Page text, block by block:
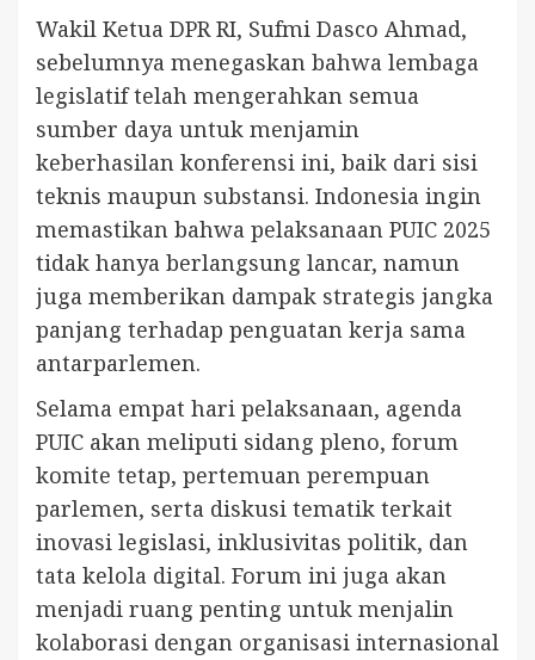
Wakil Ketua DPR RI, Sufmi Dasco Ahmad,
sebelumnya menegaskan bahwa lembaga
legislatif telah mengerahkan semua
sumber daya untuk menjamin
keberhasilan konferensi ini, baik dari sisi
teknis maupun substansi. Indonesia ingin
memastikan bahwa pelaksanaan PUIC 2025
tidak hanya berlangsung lancar, namun
juga memberikan dampak strategis jangka
panjang terhadap penguatan kerja sama
antarparlemen.
Selama empat hari pelaksanaan, agenda
PUIC akan meliputi sidang pleno, forum
komite tetap, pertemuan perempuan
parlemen, serta diskusi tematik terkait
inovasi legislasi, inklusivitas politik, dan
tata kelola digital. Forum ini juga akan
menjadi ruang penting untuk menjalin
kolaborasi dengan organisasi internasional